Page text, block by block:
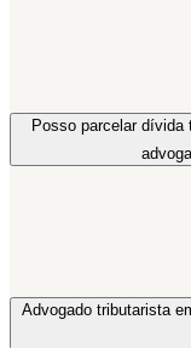
Posso parcelar dívida
Advogado tributarista